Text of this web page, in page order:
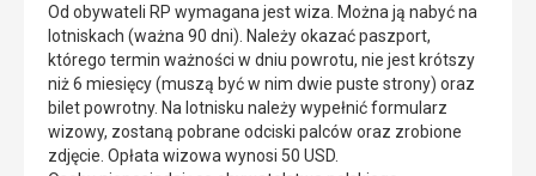
Od obywateli RP wymagana jest wiza. Można ją nabyć na
lotniskach (ważna 90 dni). Należy okazać paszport,
którego termin ważności w dniu powrotu, nie jest krótszy
niż 6 miesięcy (muszą być w nim dwie puste strony) oraz
bilet powrotny. Na lotnisku należy wypełnić formularz
wizowy, zostaną pobrane odciski palców oraz zrobione
zdjęcie. Opłata wizowa wynosi 50 USD.